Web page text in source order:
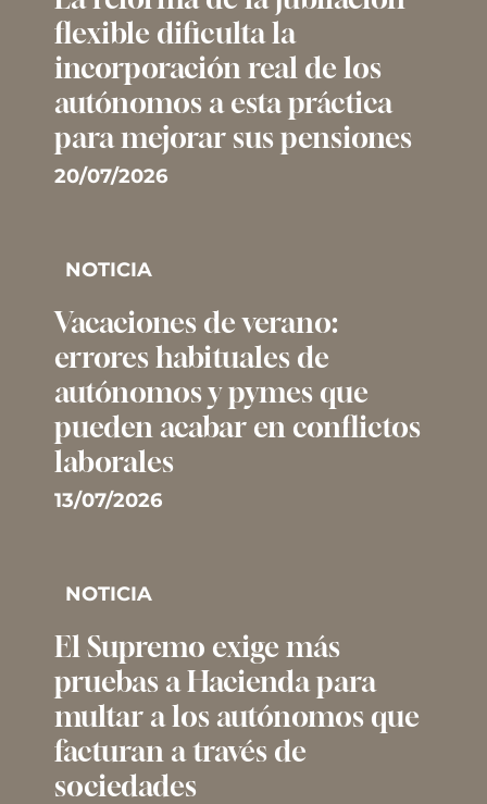
flexible dificulta la
incorporación real de los
autónomos a esta práctica
para mejorar sus pensiones
20/07/2026
NOTICIA
Vacaciones de verano:
errores habituales de
autónomos y pymes que
pueden acabar en conflictos
laborales
13/07/2026
NOTICIA
El Supremo exige más
pruebas a Hacienda para
multar a los autónomos que
facturan a través de
sociedades